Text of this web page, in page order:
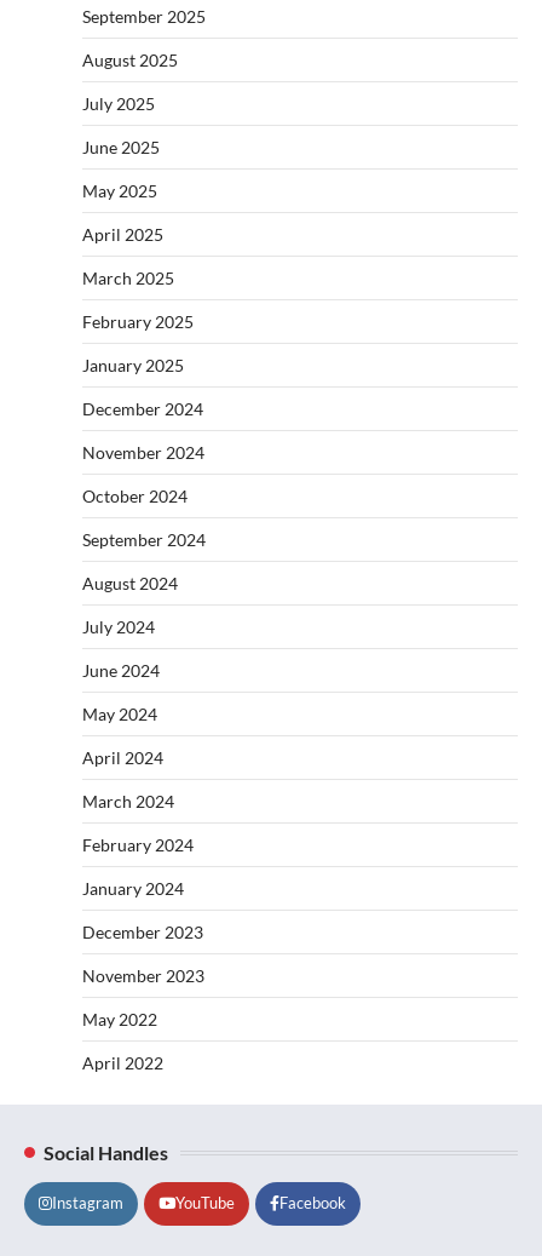
September 2025
August 2025
July 2025
June 2025
May 2025
April 2025
March 2025
February 2025
January 2025
December 2024
November 2024
October 2024
September 2024
August 2024
July 2024
June 2024
May 2024
April 2024
March 2024
February 2024
January 2024
December 2023
November 2023
May 2022
April 2022
Social Handles
Instagram YouTube Facebook